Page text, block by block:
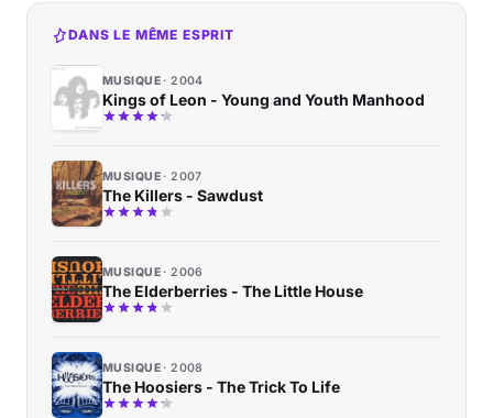
DANS LE MÊME ESPRIT
MUSIQUE 2004
Kings of Leon - Young and Youth Manhood
MUSIQUE 2007
The Killers - Sawdust
MUSIQUE 2006
The Elderberries - The Little House
MUSIQUE 2008
The Hoosiers - The Trick To Life